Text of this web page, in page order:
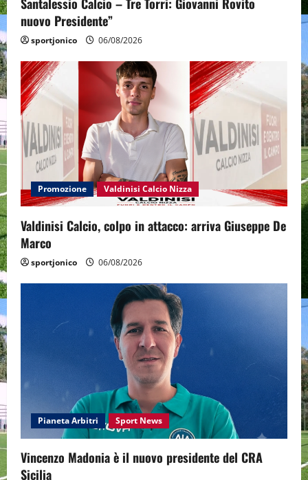
nuovo Presidente”
sportjonico 06/08/2026
Promozione Valdinisi Calcio Nizza
Valdinisi Calcio, colpo in attacco: arriva Giuseppe De
Marco
sportjonico 06/08/2026
Pianeta Arbitri Sport News
Vincenzo Madonia è il nuovo presidente del CRA
Sicilia